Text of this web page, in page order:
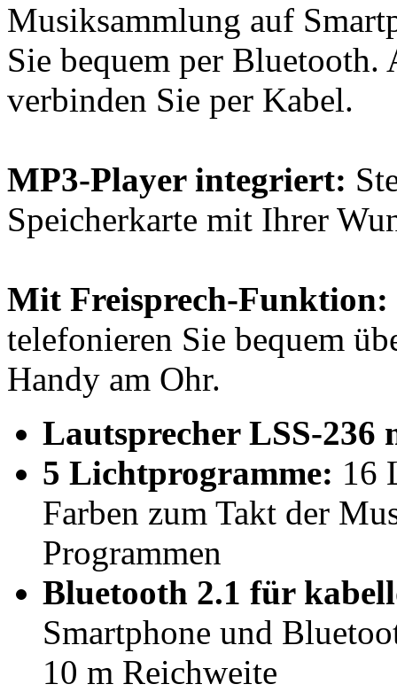
Musiksammlung auf
Sie bequem per
verbinden Sie per Kabel.
MP3-Player integriert:
Speicherkarte mit Ihrer
Mit Freisprech-Funktion:
telefonieren Sie bequem
Handy am Ohr.
Lautsprecher LSS-
5 Lichtprogramme: 16
Farben zum Takt der
Programmen
Bluetooth 2.1 für
Smartphone und
10 m Reichweite